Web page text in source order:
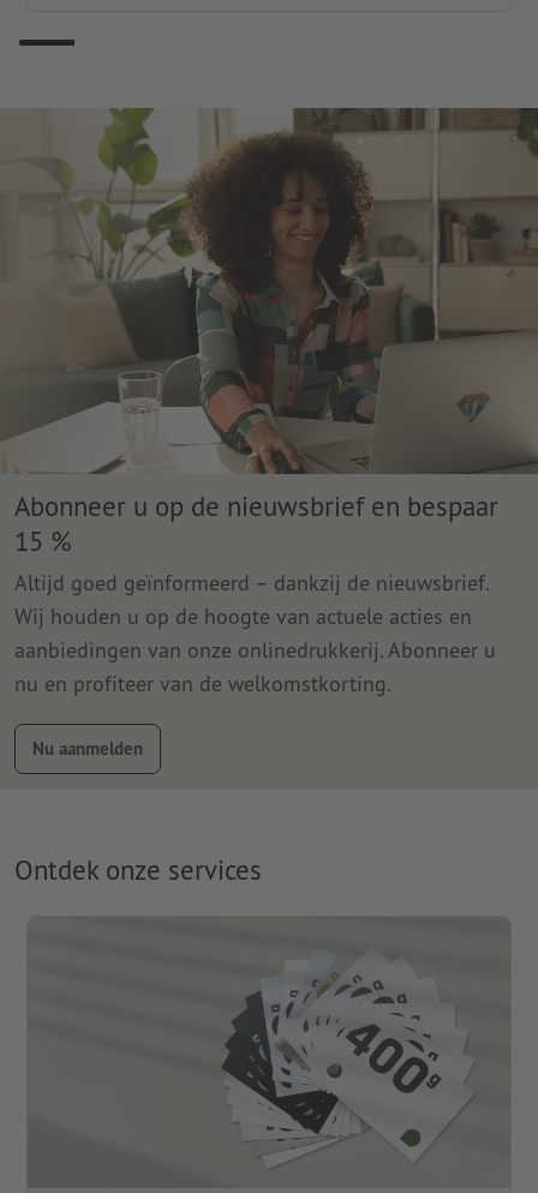
Abonneer u op de nieuwsbrief en bespaar
15 %
Altijd goed geïnformeerd – dankzij de nieuwsbrief.
Wij houden u op de hoogte van actuele acties en
aanbiedingen van onze onlinedrukkerij. Abonneer u
nu en profiteer van de welkomstkorting.
Nu aanmelden
Ontdek onze services